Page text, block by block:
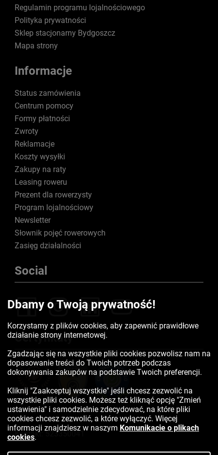
Regulamin programu lojalnościowego
Polityka prywatności
Sklep stacjonarny Bydgoszcz
Mapa strony
Informacje
Status zamówienia
Centrum pomocy
Formy płatności
Zwroty
Reklamacje
Koszty wysyłki
Zakupy na raty
Leasing roweru
Prezent dla rowerzysty
Program lojalnościowy
Newsletter
Słownik pojęć rowerowych
Zasięg działalności
Social
Certyfikaty
Kontakt:523350041
Dbamy o Twoją prywatność!
Korzystamy z plików cookies, aby zapewnić prawidłowe
działanie strony internetowej.
Zgadzając się na wszystkie pliki cookies pozwolisz nam na
dopasowanie treści do Twoich potrzeb podczas
dokonywania zakupów na podstawie Twoich preferencji.
Kliknij "Zaakceptuj wszystkie" jeśli chcesz zezwolić na
wszystkie pliki cookies. Możesz też kliknąć opcję "Zmień
ustawienia" i samodzielnie zdecydować, na które pliki
cookies chcesz zezwolić, a które wyłączyć. Więcej
informacji znajdziesz w naszym Komunikacie o plikach
cookies.